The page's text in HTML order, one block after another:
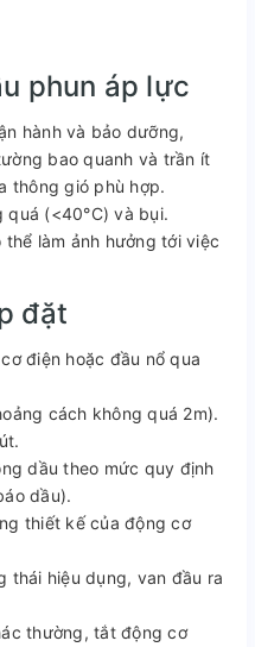
phun áp lực
hành và bảo dưỡng,
bao quanh và trần ít
thông gió phù hợp.
(<40°C) và bụi.
làm ảnh hưởng tới việc
đặt
điện hoặc đầu nổ qua
cách không quá 2m).
dầu theo mức quy định
dầu).
thiết kế của động cơ
thái hiệu dụng, van đầu ra
thường, tắt động cơ